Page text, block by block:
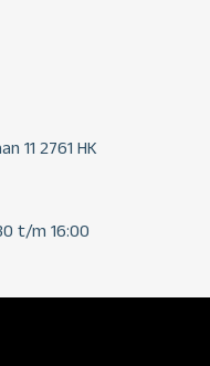
11 2761 HK
t/m 16:00